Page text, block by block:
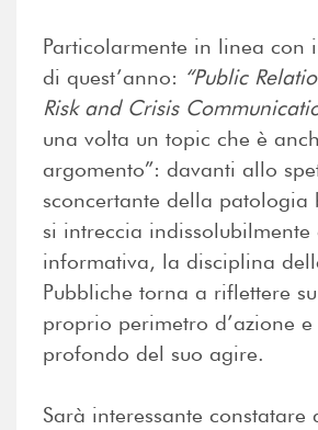
Particolarmente in linea con
di quest’anno: “Public
Risk and Crisis
una volta un topic che è
argomento”: davanti allo
sconcertante della patologia
si intreccia indissolubilmente
informativa, la disciplina
Pubbliche torna a riflettere su
proprio perimetro d’azione e
profondo del suo agire.
Sarà interessante constatare